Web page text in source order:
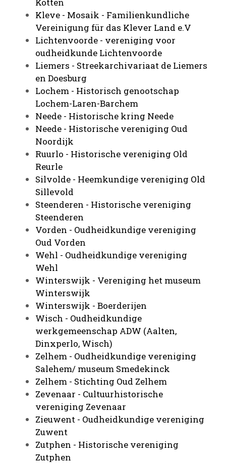
Kotten
Kleve - Mosaik - Familienkundliche
Vereinigung für das Klever Land e.V
Lichtenvoorde - vereniging voor
oudheidkunde Lichtenvoorde
Liemers - Streekarchivariaat de Liemers
en Doesburg
Lochem - Historisch genootschap
Lochem-Laren-Barchem
Neede - Historische kring Neede
Neede - Historische vereniging Oud
Noordijk
Ruurlo - Historische vereniging Old
Reurle
Silvolde - Heemkundige vereniging Old
Sillevold
Steenderen - Historische vereniging
Steenderen
Vorden - Oudheidkundige vereniging
Oud Vorden
Wehl - Oudheidkundige vereniging
Wehl
Winterswijk - Vereniging het museum
Winterswijk
Winterswijk - Boerderijen
Wisch - Oudheidkundige
werkgemeenschap ADW (Aalten,
Dinxperlo, Wisch)
Zelhem - Oudheidkundige vereniging
Salehem/ museum Smedekinck
Zelhem - Stichting Oud Zelhem
Zevenaar - Cultuurhistorische
vereniging Zevenaar
Zieuwent - Oudheidkundige vereniging
Zuwent
Zutphen - Historische vereniging
Zutphen